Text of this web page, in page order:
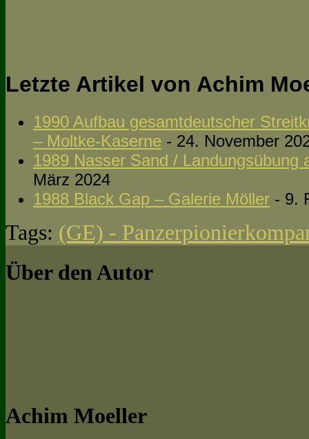
Letzte Artikel von Achim
1990 Aufbau gesamtdeutscher
– Moltke-Kaserne - 24. November
1989 Nasser Sand / Landungsübung
März 2024
1988 Black Gap – Galerie Möller - 9.
Tags: (GE) -
Über den Autor
Achim Moeller